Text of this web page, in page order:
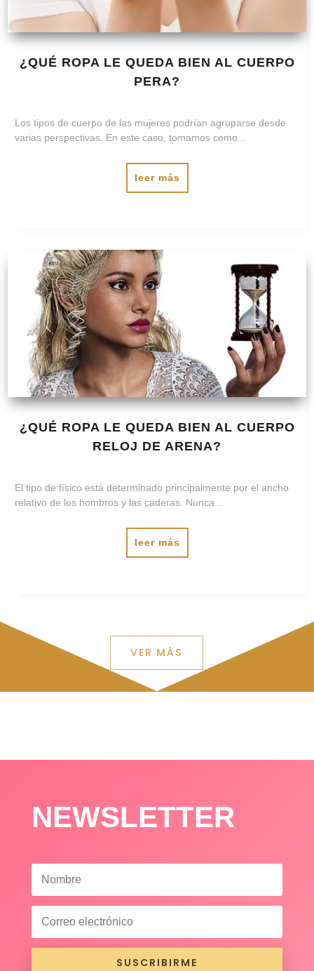
¿QUÉ ROPA LE QUEDA BIEN AL CUERPO
PERA?
Los tipos de cuerpo de las mujeres podrían agruparse desde
varias perspectivas. En este caso, tomamos como...
leer más
¿QUÉ ROPA LE QUEDA BIEN AL CUERPO
RELOJ DE ARENA?
El tipo de físico está determinado principalmente por el ancho
relativo de los hombros y las caderas. Nunca...
leer más
VER MÁS
NEWSLETTER
SUSCRIBIRME